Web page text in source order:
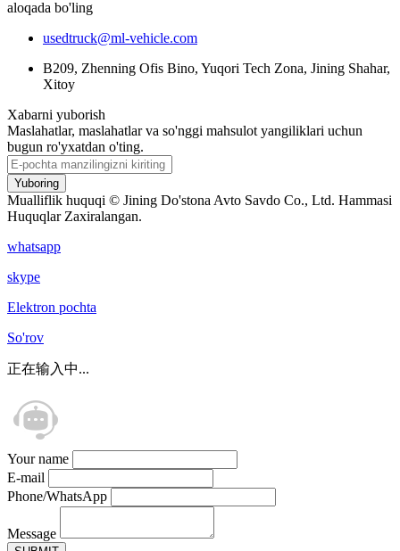
aloqada bo'ling
usedtruck@ml-vehicle.com
B209, Zhenning Ofis Bino, Yuqori Tech Zona, Jining Shahar,
Xitoy
Xabarni yuborish
Maslahatlar, maslahatlar va so'nggi mahsulot yangiliklari uchun
bugun ro'yxatdan o'ting.
Yuboring
Mualliflik huquqi © Jining Do'stona Avto Savdo Co., Ltd. Hammasi
Huquqlar Zaxiralangan.
whatsapp
skype
Elektron pochta
So'rov
正在输入中...
Your name
E-mail
Phone/WhatsApp
Message